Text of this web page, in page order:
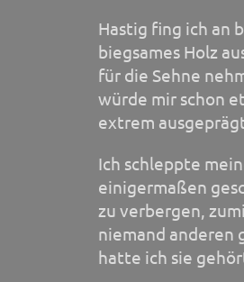
Hastig fing ich an
biegsames Holz
für die Sehne
würde mir schon
extrem
Ich schleppte
einigermaßen
zu verbergen,
niemand anderen
hatte ich sie